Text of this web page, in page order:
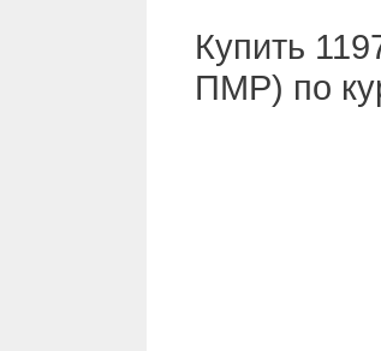
Купить
ПМР) по